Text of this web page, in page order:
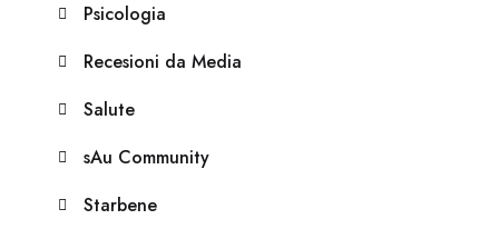
Psicologia
Recesioni da Media
Salute
sAu Community
Starbene